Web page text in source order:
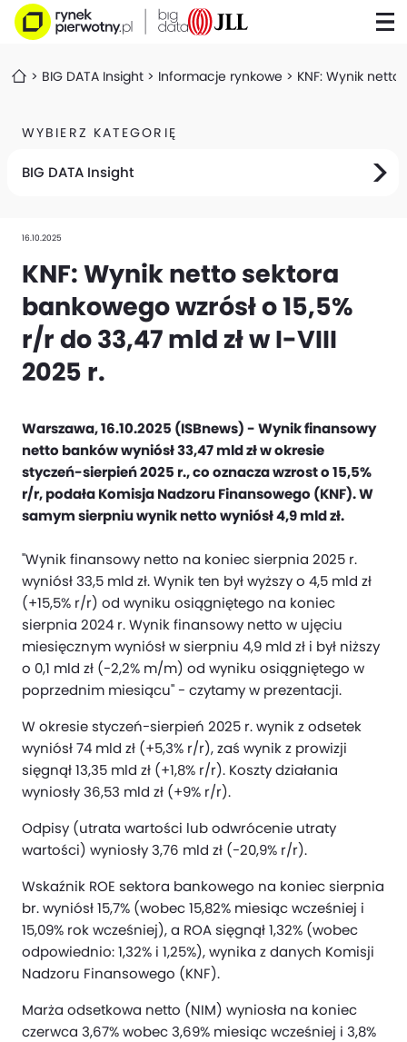
BIG DATA Insight Informacje rynkowe KNF: Wynik netto
WYBIERZ KATEGORIĘ
BIG DATA Insight
16.10.2025
KNF: Wynik netto sektora
bankowego wzrósł o 15,5%
r/r do 33,47 mld zł w I-VIII
2025 r.
Warszawa, 16.10.2025 (ISBnews) - Wynik finansowy
netto banków wyniósł 33,47 mld zł w okresie
styczeń-sierpień 2025 r., co oznacza wzrost o 15,5%
r/r, podała Komisja Nadzoru Finansowego (KNF). W
samym sierpniu wynik netto wyniósł 4,9 mld zł.
"Wynik finansowy netto na koniec sierpnia 2025 r.
wyniósł 33,5 mld zł. Wynik ten był wyższy o 4,5 mld zł
(+15,5% r/r) od wyniku osiągniętego na koniec
sierpnia 2024 r. Wynik finansowy netto w ujęciu
miesięcznym wyniósł w sierpniu 4,9 mld zł i był niższy
o 0,1 mld zł (-2,2% m/m) od wyniku osiągniętego w
poprzednim miesiącu" - czytamy w prezentacji.
W okresie styczeń-sierpień 2025 r. wynik z odsetek
wyniósł 74 mld zł (+5,3% r/r), zaś wynik z prowizji
sięgnął 13,35 mld zł (+1,8% r/r). Koszty działania
wyniosły 36,53 mld zł (+9% r/r).
Odpisy (utrata wartości lub odwrócenie utraty
wartości) wyniosły 3,76 mld zł (-20,9% r/r).
Wskaźnik ROE sektora bankowego na koniec sierpnia
br. wyniósł 15,7% (wobec 15,82% miesiąc wcześniej i
15,09% rok wcześniej), a ROA sięgnął 1,32% (wobec
odpowiednio: 1,32% i 1,25%), wynika z danych Komisji
Nadzoru Finansowego (KNF).
Marża odsetkowa netto (NIM) wyniosła na koniec
czerwca 3,67% wobec 3,69% miesiąc wcześniej i 3,8%